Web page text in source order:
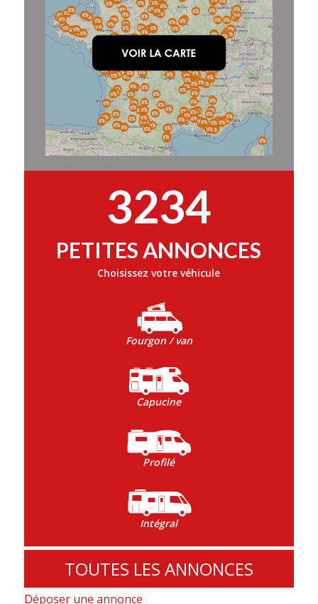
3234
PETITES ANNONCES
Choisissez votre véhicule
Fourgon / van
Capucine
Profilé
Intégral
TOUTES LES ANNONCES
Déposer une annonce